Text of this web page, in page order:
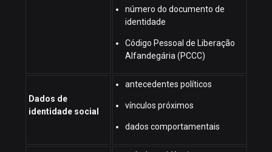
número do documento de
identidade
Código Pessoal de Liberação
Alfandegária (PCCC)
Dados de
identidade social
antecedentes políticos
vínculos próximos
dados comportamentais